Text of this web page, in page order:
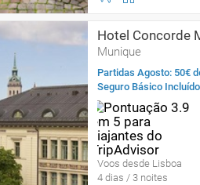
Hotel Concorde
Munique
Partidas Agosto: 50€
Seguro Básico Incluído
Voos desde Lisboa
4 dias / 3 noites